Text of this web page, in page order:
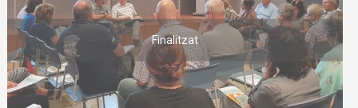
Finalitzat